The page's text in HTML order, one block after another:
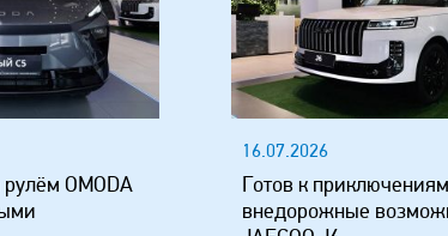
рулём OMODA
16.07.2026
Готов к
внедорожные